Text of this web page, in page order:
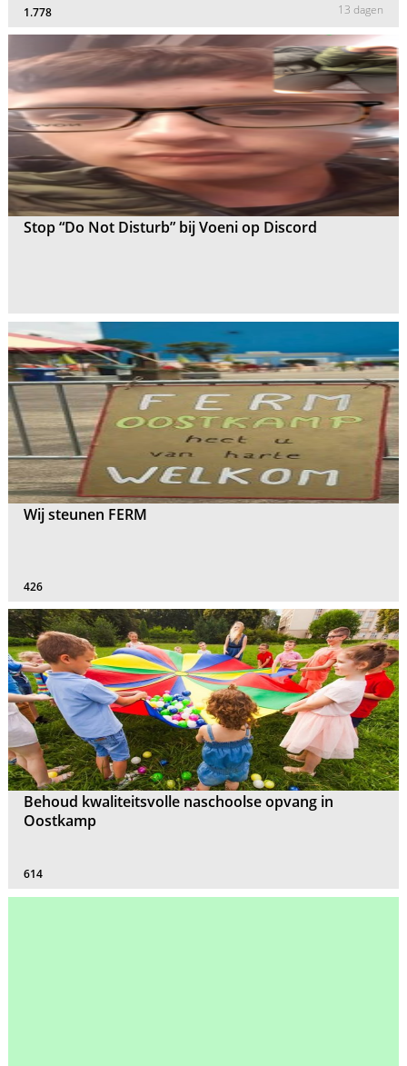
1.778 13 dagen
Stop “Do Not Disturb” bij Voeni op Discord
Wij steunen FERM
426
Behoud kwaliteitsvolle naschoolse opvang in
Oostkamp
614